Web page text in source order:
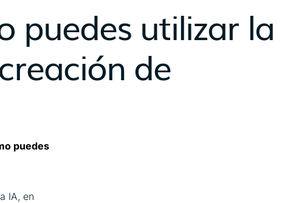
puedes utilizar la
de
puedes
IA, en